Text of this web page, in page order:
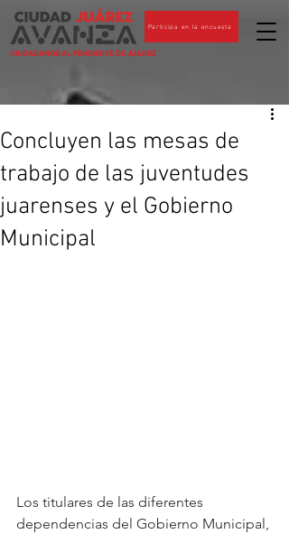
CIUDADANOS AL PENDIENTE DE JUÁREZ
Participa en la encuesta
Concluyen las mesas de
trabajo de las juventudes
juarenses y el Gobierno
Municipal
Los titulares de las diferentes
dependencias del Gobierno Municipal,